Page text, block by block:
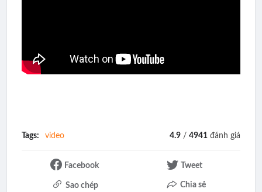
Tags: video 4.9 /4941 đánh giá
Facebook Tweet
Sao chép Chia sẻ